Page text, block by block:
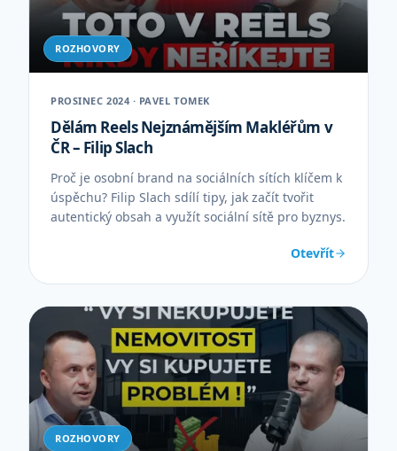
ROZHOVORY
PROSINEC 2024 · PAVEL TOMEK
Dělám Reels Nejznámějším Makléřům v
ČR – Filip Slach
Proč je osobní brand na sociálních sítích klíčem k
úspěchu? Filip Slach sdílí tipy, jak začít tvořit
autentický obsah a využít sociální sítě pro byznys.
Otevřít
ROZHOVORY